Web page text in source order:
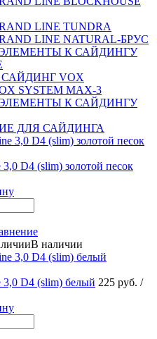
LINE TUNDRA
LINE NATURAL-БРУС
К САЙДИНГУ
САЙДИНГ VOX
SYSTEM MAX-3
К САЙДИНГУ
ДЛЯ САЙДИНГА
D4 (slim) золотой песок
В наличии
D4 (slim) белый 225 руб. /